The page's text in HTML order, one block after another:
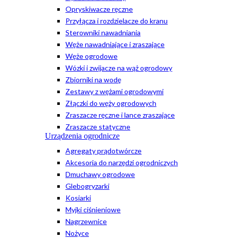
Opryskiwacze ręczne
Przyłącza i rozdzielacze do kranu
Sterowniki nawadniania
Węże nawadniające i zraszające
Węże ogrodowe
Wózki i zwijacze na wąż ogrodowy
Zbiorniki na wodę
Zestawy z wężami ogrodowymi
Złączki do węży ogrodowych
Zraszacze ręczne i lance zraszające
Zraszacze statyczne
Urządzenia ogrodnicze
Agregaty prądotwórcze
Akcesoria do narzędzi ogrodniczych
Dmuchawy ogrodowe
Glebogryzarki
Kosiarki
Myjki ciśnieniowe
Nagrzewnice
Nożyce